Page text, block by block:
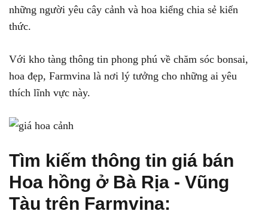
những người yêu cây cảnh và hoa kiểng chia sẻ kiến
thức.
Với kho tàng thông tin phong phú về chăm sóc bonsai,
hoa đẹp, Farmvina là nơi lý tưởng cho những ai yêu
thích lĩnh vực này.
Tìm kiếm thông tin giá bán
Hoa hồng ở Bà Rịa - Vũng
Tàu trên Farmvina: